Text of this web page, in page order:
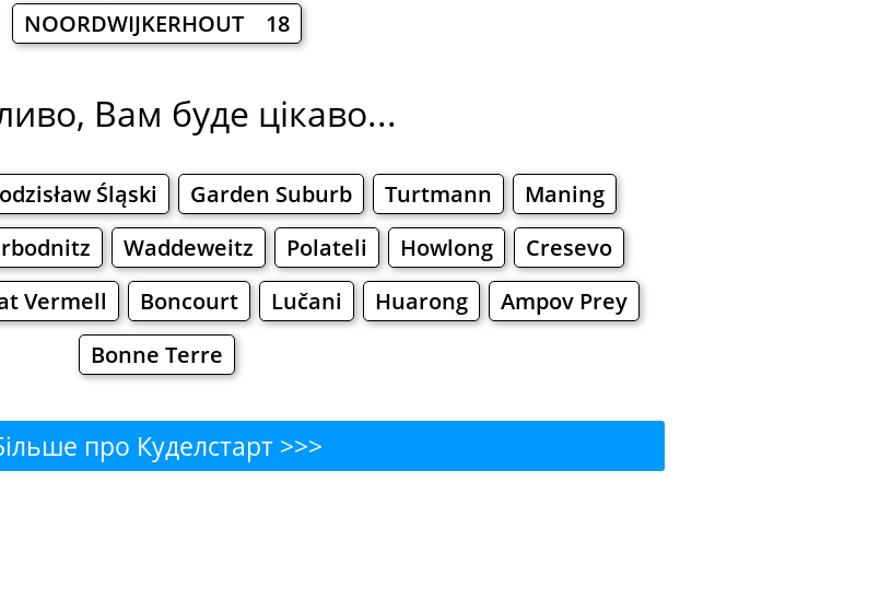
NOORDWIJKERHOUT 18
Вам буде цікаво...
Śląski Garden Suburb Turtmann
Maning
Waddeweitz Polateli Howlong
Cresevo
Vermell Boncourt Lučani Huarong
Ampov Prey
Bonne Terre
про Куделстарт >>>
- Де поїсти або перекусити?